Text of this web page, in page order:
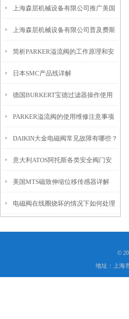
上海森层机械设备有限公司推广美国
派克parker
上海森层机械设备有限公司普及费斯
托FESTO气缸的特点
简析PARKER溢流阀的工作原理和安
装注意事项
日本SMC产品线详解
德国BURKERT宝德过滤器操作使用
说明
PARKER溢流阀的使用维修注意事项
DAIKIN大金电磁阀常见故障有哪些？
意大利ATOS阿托斯各类安全阀门安
装说明
美国MTS磁致伸缩位移传感器详解
电磁阀在线圈烧坏的情况下如何处理
©
地址：上海